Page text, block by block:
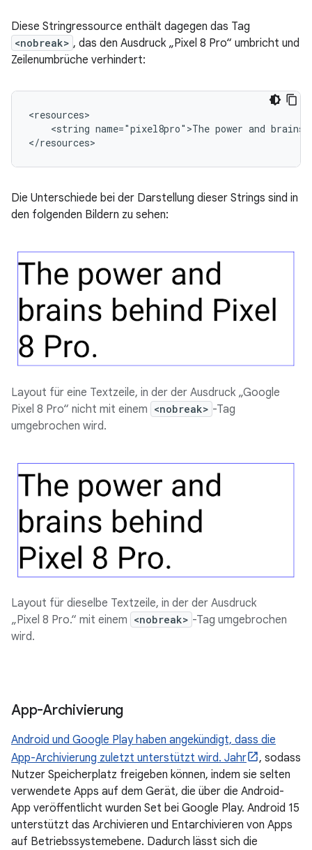
Diese Stringressource enthält dagegen das Tag
<nobreak> , das den Ausdruck „Pixel 8 Pro“ umbricht und
Zeilenumbrüche verhindert:
<string name="pixel8pro">The power and brains
Die Unterschiede bei der Darstellung dieser Strings sind in
den folgenden Bildern zu sehen:
Layout für eine Textzeile, in der der Ausdruck „Google
Pixel 8 Pro“ nicht mit einem <nobreak> -Tag
umgebrochen wird.
Layout für dieselbe Textzeile, in der der Ausdruck
„Pixel 8 Pro.“ mit einem <nobreak> -Tag umgebrochen
wird.
App-Archivierung
Android und Google Play haben angekündigt, dass die
App-Archivierung zuletzt unterstützt wird. Jahr
, sodass
Nutzer Speicherplatz freigeben können, indem sie selten
verwendete Apps auf dem Gerät, die über die Android-
App veröffentlicht wurden Set bei Google Play. Android 15
unterstützt das Archivieren und Entarchivieren von Apps
auf Betriebssystemebene. Dadurch lässt sich die